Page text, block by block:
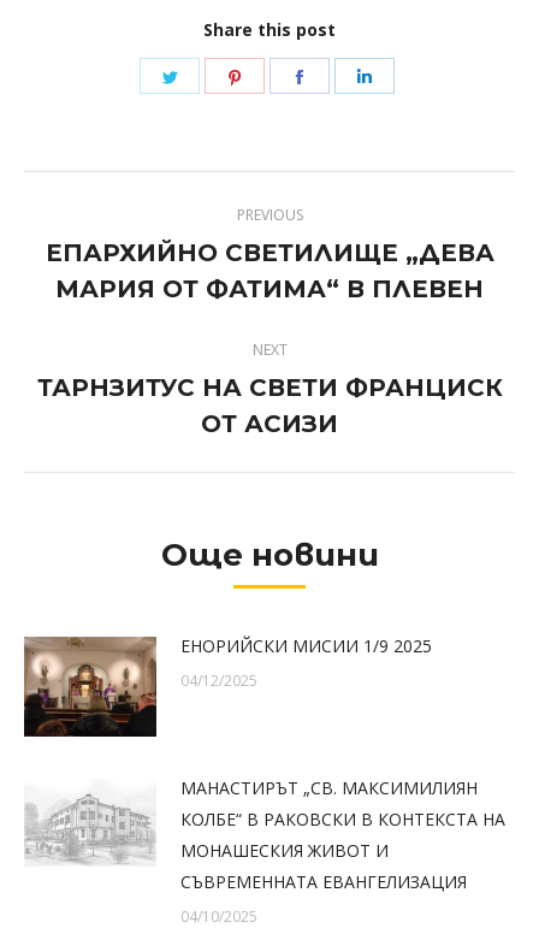
Share this post
Share
Share
Share
navigation
PREVIOUS
Previous
post:
ЕПАРХИЙНО СВЕТИЛИЩЕ „ДЕВА
МАРИЯ ОТ ФАТИМА“ В ПЛЕВЕН
NEXT
Next
post:
ТАРНЗИТУС НА СВЕТИ ФРАНЦИСК
ОТ АСИЗИ
Още новини
ЕНОРИЙСКИ МИСИИ 1/9 2025
04/12/2025
МАНАСТИРЪТ „СВ. МАКСИМИЛИЯН
КОЛБЕ“ В РАКОВСКИ В КОНТЕКСТА НА
МОНАШЕСКИЯ ЖИВОТ И
СЪВРЕМЕННАТА ЕВАНГЕЛИЗАЦИЯ
04/10/2025